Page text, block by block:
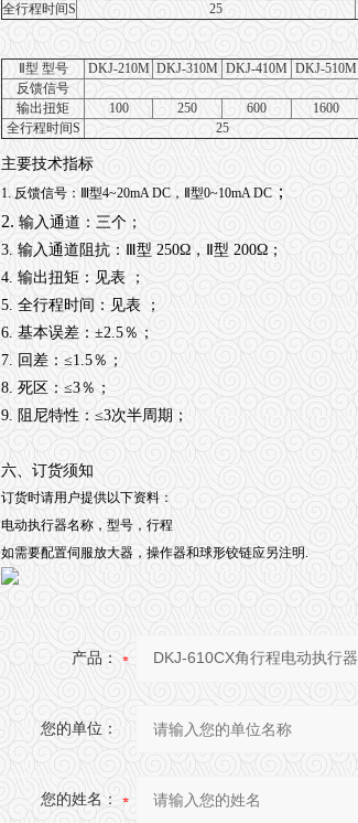
全行程时间S
25
Ⅱ型 型号 DKJ-210M DKJ-310M DKJ-410M DKJ-510M
反馈信号
输出扭矩
100 250 600 1600
全行程时间S
25
主要技术指标
1.反馈信号：Ⅲ型4~20mA DC，Ⅱ型0~10mA DC ；
2. 输入通道：三个；
3. 输入通道阻抗：Ⅲ型 250Ω，Ⅱ型 200Ω；
4. 输出扭矩：见表 ；
5. 全行程时间：见表 ；
6. 基本误差：±2.5％；
7. 回差：≤1.5％；
8. 死区：≤3％；
9. 阻尼特性：≤3次半周期；
六、订货须知
订货时请用户提供以下资料：
电动执行器名称，型号，行程
如需要配置伺服放大器，操作器和球形铰链应另注明.
产品：
您的单位：
您的姓名：